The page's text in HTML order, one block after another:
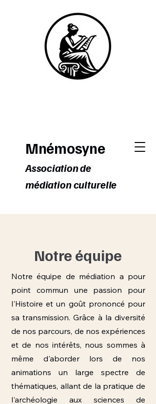
Mnémosyne
Association de
médiation culturelle
Notre équipe
Notre équipe de médiation a pour
point commun une passion pour
l'Histoire et un goût prononcé pour
sa transmission. Grâce à la diversité
de nos parcours, de nos expériences
et de nos intérêts, nous sommes à
même d'aborder lors de nos
animations un large spectre de
thématiques, allant de la pratique de
l'archéologie aux sciences de